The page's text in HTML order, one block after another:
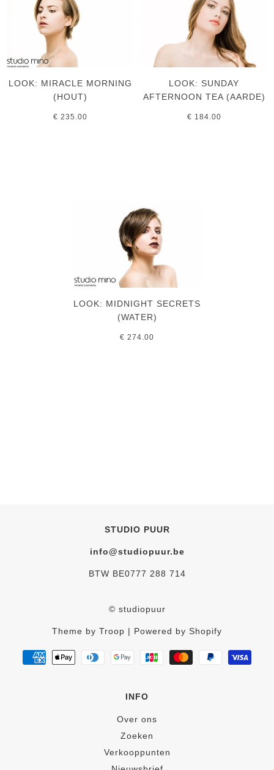
LOOK: MIRACLE MORNING
(HOUT)
€ 235.00
LOOK: SUNDAY
AFTERNOON TEA (AARDE)
€ 184.00
LOOK: MIDNIGHT SECRETS
(WATER)
€ 274.00
STUDIO PUUR
info@studiopuur.be
BTW BE0777 288 714
© studiopuur
Theme by Troop | Powered by Shopify
INFO
Over ons
Zoeken
Verkooppunten